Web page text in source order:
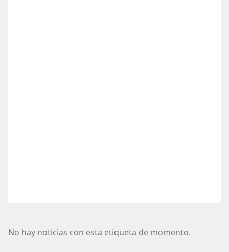
No hay noticias con esta etiqueta de momento.